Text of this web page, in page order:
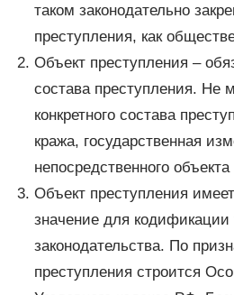
таком законодательно
преступления, как
Объект преступления –
состава преступления. Не
конкретного состава
кража, государственная
непосредственного объекта
Объект преступления
значение для кодификации
законодательства. По
преступления строится